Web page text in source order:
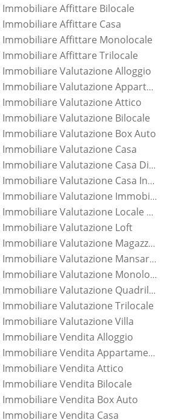
Immobiliare Affittare Bilocale
Immobiliare Affittare Casa
Immobiliare Affittare Monolocale
Immobiliare Affittare Trilocale
Immobiliare Valutazione Alloggio
Agenzia Immobiliare Valutazione Appartamento
Immobiliare Valutazione Attico
Immobiliare Valutazione Bilocale
Immobiliare Valutazione Box Auto
Immobiliare Valutazione Casa
Agenzia Immobiliare Valutazione Casa Di Nuova Costruzione
Agenzia Immobiliare Valutazione Casa Indipendente
Agenzia Immobiliare Valutazione Immobile
Agenzia Immobiliare Valutazione Locale Commerciale
Immobiliare Valutazione Loft
Agenzia Immobiliare Valutazione Magazzino
Agenzia Immobiliare Valutazione Mansarda
Agenzia Immobiliare Valutazione Monolocale
Agenzia Immobiliare Valutazione Quadrilocale
Immobiliare Valutazione Trilocale
Immobiliare Valutazione Villa
Immobiliare Vendita Alloggio
Agenzia Immobiliare Vendita Appartamento
Immobiliare Vendita Attico
Immobiliare Vendita Bilocale
Immobiliare Vendita Box Auto
Immobiliare Vendita Casa